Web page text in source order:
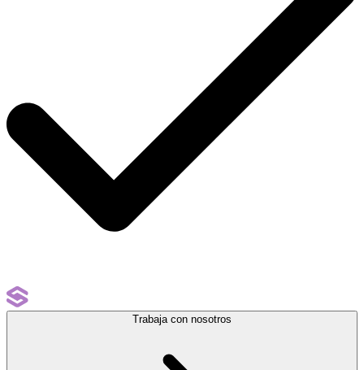
Trabaja con nosotros